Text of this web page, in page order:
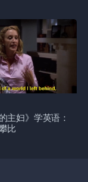
主妇》学英语：
比